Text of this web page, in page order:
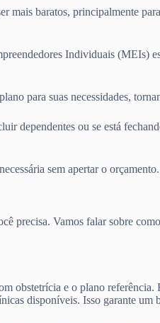
mais baratos, principalmente
Individuais (MEIs)
para suas necessidades,
dependentes ou se está
sem apertar o orçamento.
precisa. Vamos falar sobre
obstetrícia e o plano
disponíveis. Isso garante um